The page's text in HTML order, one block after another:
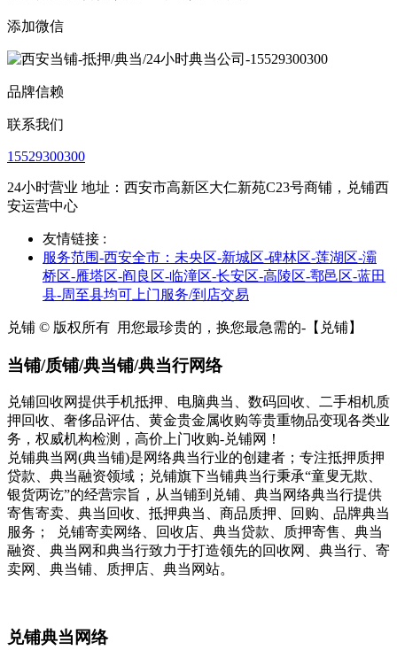
添加微信
品牌信赖
联系我们
15529300300
24小时营业 地址：西安市高新区大仁新苑C23号商铺，兑铺西
安运营中心
友情链接 :
服务范围-西安全市：未央区-新城区-碑林区-莲湖区-灞
桥区-雁塔区-阎良区-临潼区-长安区-高陵区-鄠邑区-蓝田
县-周至县均可上门服务/到店交易
兑铺 © 版权所有 用您最珍贵的，换您最急需的-【兑铺】
当铺/质铺/典当铺/典当行网络
兑铺回收网提供手机抵押、电脑典当、数码回收、二手相机质
押回收、奢侈品评估、黄金贵金属收购等贵重物品变现各类业
务，权威机构检测，高价上门收购-兑铺网！
兑铺典当网(典当铺)是网络典当行业的创建者；专注抵押质押
贷款、典当融资领域；兑铺旗下当铺典当行秉承“童叟无欺、
银货两讫”的经营宗旨，从当铺到兑铺、典当网络典当行提供
寄售寄卖、典当回收、抵押典当、商品质押、回购、品牌典当
服务； 兑铺寄卖网络、回收店、典当贷款、质押寄售、典当
融资、典当网和典当行致力于打造领先的回收网、典当行、寄
卖网、典当铺、质押店、典当网站。
兑铺典当网络